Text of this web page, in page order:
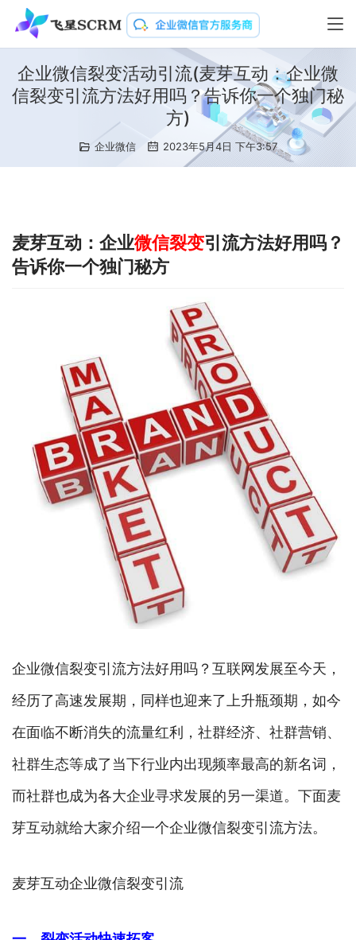
企业微信裂变活动引流(麦芽互动：企业微
信裂变引流方法好用吗？告诉你一个独门秘
方)
企业微信 2023年5月4日 下午3:57
麦芽互动：企业微信裂变引流方法好用吗？
告诉你一个独门秘方
企业微信裂变引流方法好用吗？互联网发展至今天，
经历了高速发展期，同样也迎来了上升瓶颈期，如今
在面临不断消失的流量红利，社群经济、社群营销、
社群生态等成了当下行业内出现频率最高的新名词，
而社群也成为各大企业寻求发展的另一渠道。下面麦
芽互动就给大家介绍一个企业微信裂变引流方法。
麦芽互动企业微信裂变引流